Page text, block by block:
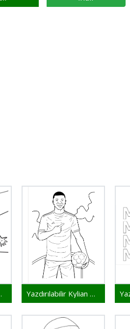
Yazdırılabilir Kylian Mbappe Resim